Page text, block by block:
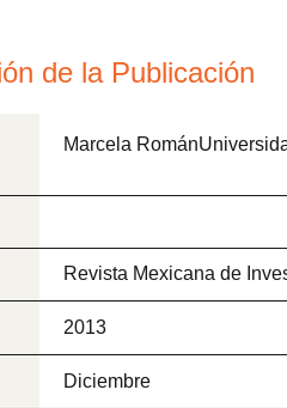
de la Publicación
Marcela
Revista Mexicana de
2013
Diciembre